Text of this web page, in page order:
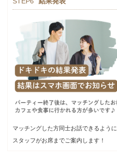
マッチングした方同士お話できるように
スタッフがお席までご案内します！